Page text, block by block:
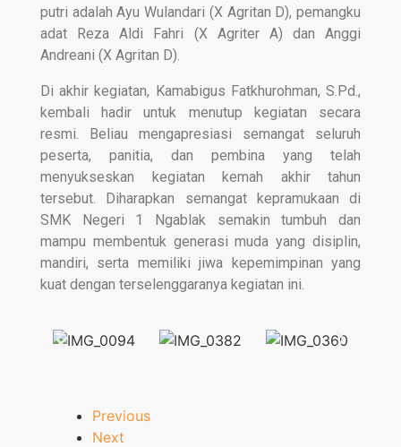
putri adalah Ayu Wulandari (X Agritan D), pemangku
adat Reza Aldi Fahri (X Agriter A) dan Anggi
Andreani (X Agritan D).
Di akhir kegiatan, Kamabigus Fatkhurohman, S.Pd.,
kembali hadir untuk menutup kegiatan secara
resmi. Beliau mengapresiasi semangat seluruh
peserta, panitia, dan pembina yang telah
menyukseskan kegiatan kemah akhir tahun
tersebut. Diharapkan semangat kepramukaan di
SMK Negeri 1 Ngablak semakin tumbuh dan
mampu membentuk generasi muda yang disiplin,
mandiri, serta memiliki jiwa kepemimpinan yang
kuat dengan terselenggaranya kegiatan ini.
Previous
Next